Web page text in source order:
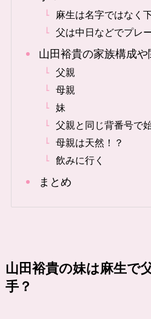
麻生は名字ではなく
父は中日などでプレ
山田裕貴の家族構成や
父親
母親
妹
父親と同じ背番号で
母親は天然！？
飲みに行く
まとめ
山田裕貴の妹は麻生で
手？